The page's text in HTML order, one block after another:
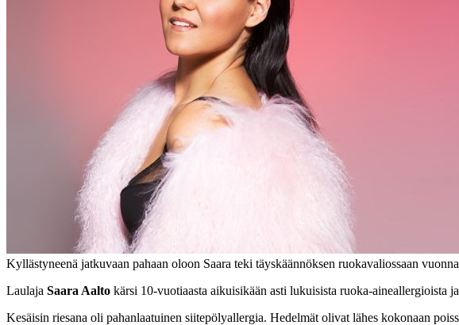
Kyllästyneenä jatkuvaan pahaan oloon Saara teki täyskäännöksen ruokavaliossaan
Laulaja Saara Aalto kärsi 10-vuotiaasta aikuisikään asti lukuisista ruoka-aineallergioista
Kesäisin riesana oli pahanlaatuinen siitepölyallergia. Hedelmät olivat lähes kokonaan